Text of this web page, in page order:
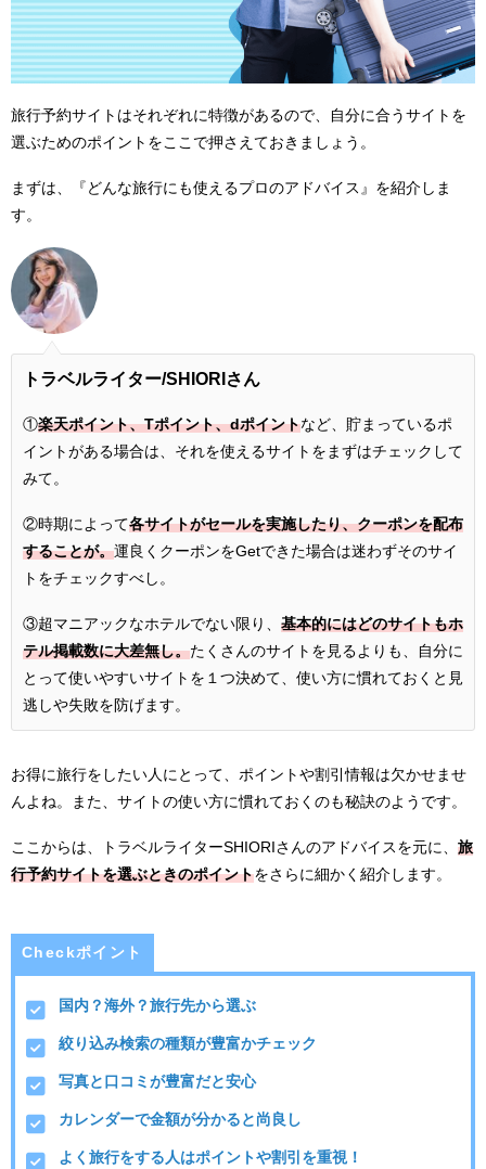
旅行予約サイトはそれぞれに特徴があるので、自分に合うサイトを
選ぶためのポイントをここで押さえておきましょう。
まずは、『どんな旅行にも使えるプロのアドバイス』を紹介しま
す。
トラベルライター/SHIORIさん
①楽天ポイント、Tポイント、dポイントなど、貯まっているポ
イントがある場合は、それを使えるサイトをまずはチェックして
みて。
②時期によって各サイトがセールを実施したり、クーポンを配布
することが。運良くクーポンをGetできた場合は迷わずそのサイ
トをチェックすべし。
③超マニアックなホテルでない限り、 基本的にはどのサイトもホ
テル掲載数に大差無し。たくさんのサイトを見るよりも、自分に
とって使いやすいサイトを１つ決めて、使い方に慣れておくと見
逃しや失敗を防げます。
お得に旅行をしたい人にとって、ポイントや割引情報は欠かせませ
んよね。また、サイトの使い方に慣れておくのも秘訣のようです。
ここからは、トラベルライターSHIORIさんのアドバイスを元に、 旅
行予約サイトを選ぶときのポイントをさらに細かく紹介します。
Checkポイント
国内？海外？旅行先から選ぶ
絞り込み検索の種類が豊富かチェック
写真と口コミが豊富だと安心
カレンダーで金額が分かると尚良し
よく旅行をする人はポイントや割引を重視！